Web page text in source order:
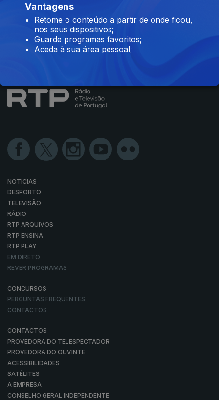
Disponível para iOS, Android, Apple TV, Android TV e
CarPlay
NOTÍCIAS
DESPORTO
TELEVISÃO
RÁDIO
RTP ARQUIVOS
RTP ENSINA
RTP PLAY
EM DIRETO
REVER PROGRAMAS
CONCURSOS
PERGUNTAS FREQUENTES
CONTACTOS
CONTACTOS
PROVEDORA DO TELESPECTADOR
PROVEDORA DO OUVINTE
ACESSIBILIDADES
SATÉLITES
A EMPRESA
CONSELHO GERAL INDEPENDENTE
Vantagens
Retome o conteúdo a partir de onde ficou,
nos seus dispositivos;
Guarde programas favoritos;
Aceda à sua área pessoal;